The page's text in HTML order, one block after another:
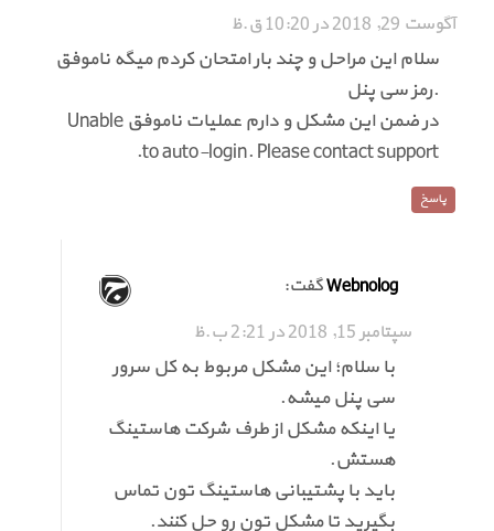
آگوست 29, 2018 در 10:20 ق.ظ
سلام این مراحل و چند بار امتحان کردم میگه ناموفق
.رمز سی پنل
در ضمن این مشکل و دارم عملیات ناموفق Unable
to auto-login. Please contact support.
پاسخ
Webnologگفت:
سپتامبر 15, 2018 در 2:21 ب.ظ
با سلام؛ این مشکل مربوط به کل سرور
سی پنل میشه.
یا اینکه مشکل از طرف شرکت هاستینگ
هستش.
باید با پشتیبانی هاستینگ تون تماس
بگیرید تا مشکل تون رو حل کنند.